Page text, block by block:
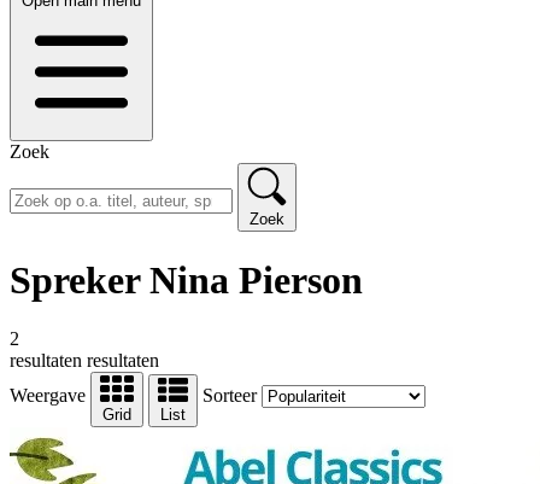
Zoek
Zoek
Spreker Nina Pierson
2
resultaten resultaten
Weergave
Grid List
Sorteer